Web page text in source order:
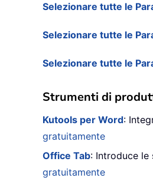
Selezionare tutte le
Selezionare tutte le
Selezionare tutte le
Strumenti di
Kutools per Word:
gratuitamente
Office Tab: Introduce le
gratuitamente